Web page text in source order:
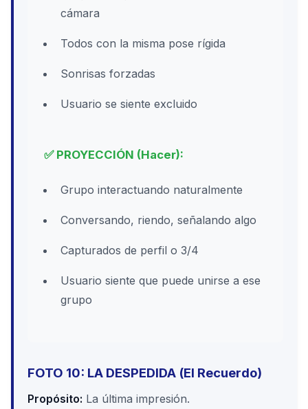
cámara
Todos con la misma pose rígida
Sonrisas forzadas
Usuario se siente excluido
✅ PROYECCIÓN (Hacer):
Grupo interactuando naturalmente
Conversando, riendo, señalando algo
Capturados de perfil o 3/4
Usuario siente que puede unirse a ese
grupo
FOTO 10: LA DESPEDIDA (El Recuerdo)
Propósito: La última impresión.